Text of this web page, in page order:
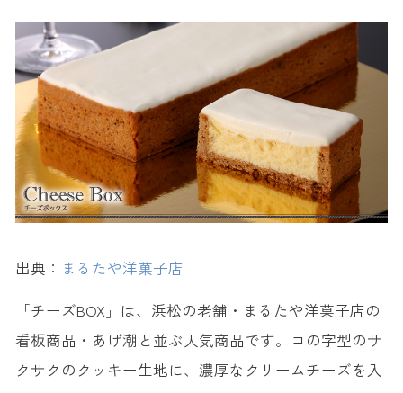
出典： まるたや洋菓子店
「チーズBOX」は、浜松の老舗・まるたや洋菓子店の
看板商品・あげ潮と並ぶ人気商品です。コの字型のサ
クサクのクッキー生地に、濃厚なクリームチーズを入